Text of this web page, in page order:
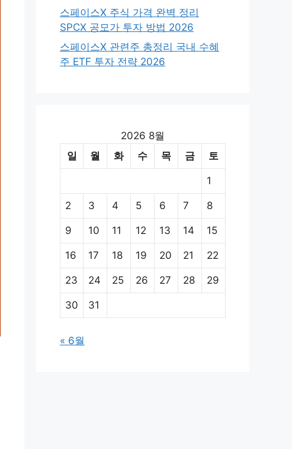
스페이스X 주식 가격 완벽 정리
SPCX 공모가 투자 방법 2026
스페이스X 관련주 총정리 국내 수혜
주 ETF 투자 전략 2026
2026 8월
일
월 화 수 목 금 토
1
2 3 4 5 6 7 8
9 10 11 12 13 14 15
16 17 18 19 20 21 22
23 24 25 26 27 28 29
30 31
« 6월